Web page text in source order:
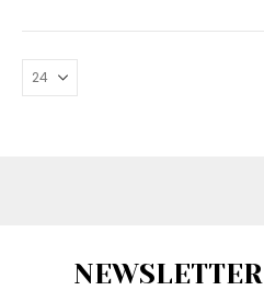
NEWSLETTER